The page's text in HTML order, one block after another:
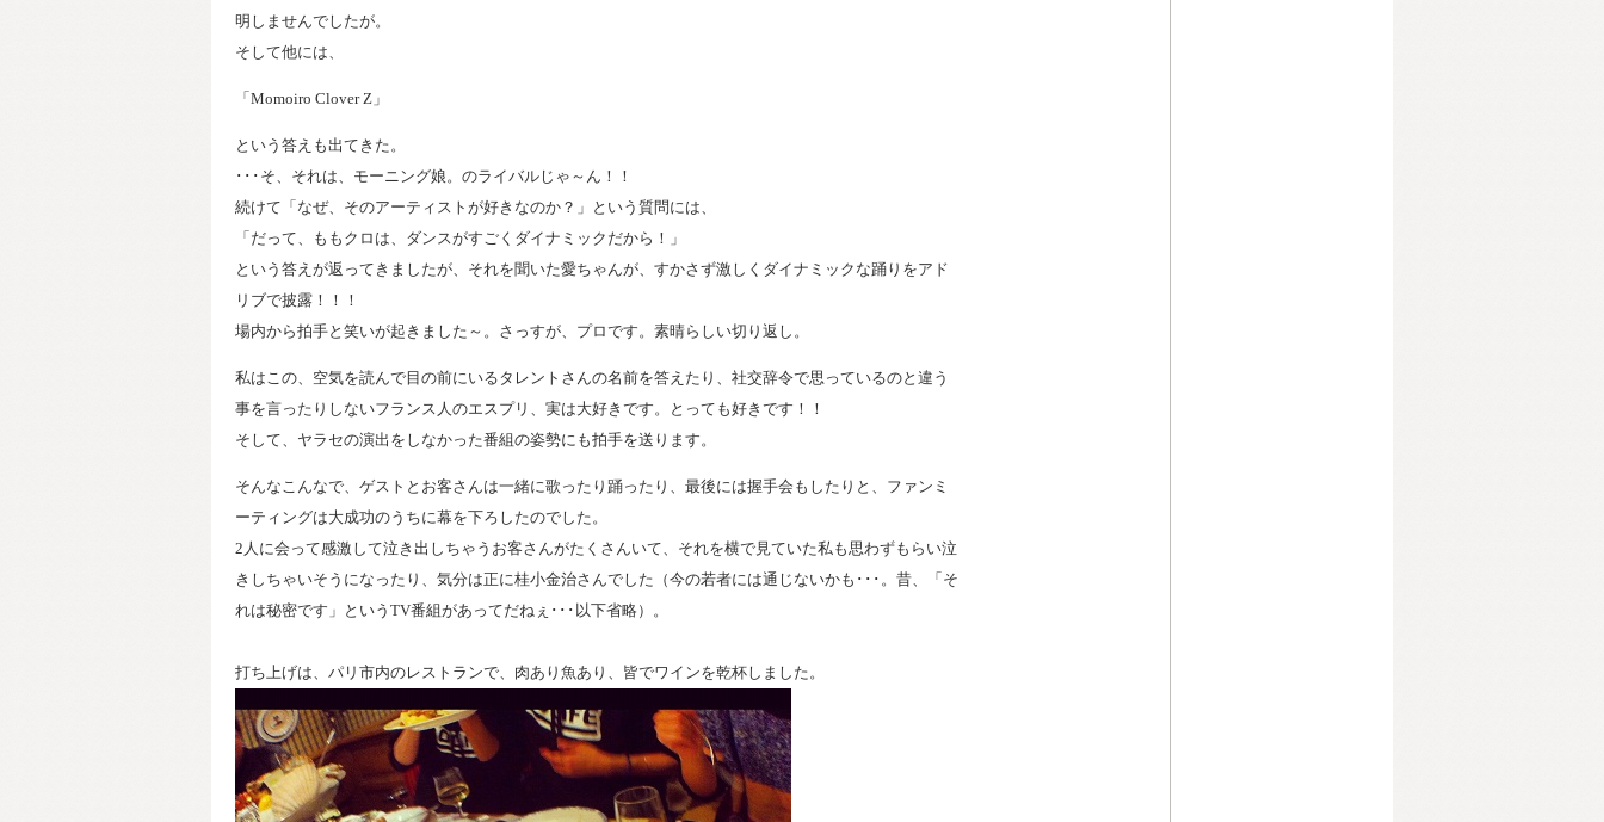
明しませんでしたが。
そして他には、
「Momoiro Clover Z」
という答えも出てきた。
･･･そ、それは、モーニング娘。のライバルじゃ～ん！！
続けて「なぜ、そのアーティストが好きなのか？」という質問には、
「だって、ももクロは、ダンスがすごくダイナミックだから！」
という答えが返ってきましたが、それを聞いた愛ちゃんが、すかさず激しくダイナミックな踊りをアド
リブで披露！！！
場内から拍手と笑いが起きました～。さっすが、プロです。素晴らしい切り返し。
私はこの、空気を読んで目の前にいるタレントさんの名前を答えたり、社交辞令で思っているのと違う
事を言ったりしないフランス人のエスプリ、実は大好きです。とっても好きです！！
そして、ヤラセの演出をしなかった番組の姿勢にも拍手を送ります。
そんなこんなで、ゲストとお客さんは一緒に歌ったり踊ったり、最後には握手会もしたりと、ファンミ
ーティングは大成功のうちに幕を下ろしたのでした。
2人に会って感激して泣き出しちゃうお客さんがたくさんいて、それを横で見ていた私も思わずもらい泣
きしちゃいそうになったり、気分は正に桂小金治さんでした（今の若者には通じないかも･･･。昔、「そ
れは秘密です」というTV番組があってだねぇ･･･以下省略）。
打ち上げは、パリ市内のレストランで、肉あり魚あり、皆でワインを乾杯しました。